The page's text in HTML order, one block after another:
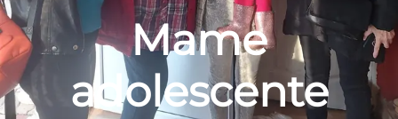
Mame
adolescente